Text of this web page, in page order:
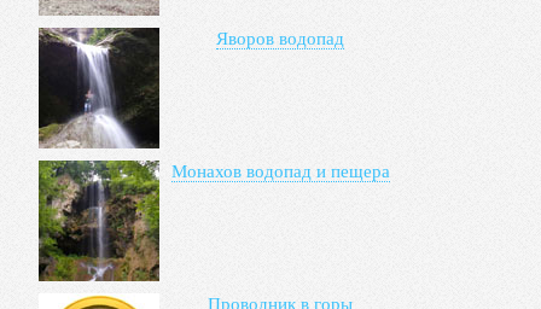
Яворов водопад
Монахов водопад и пещера
Проводник в горы